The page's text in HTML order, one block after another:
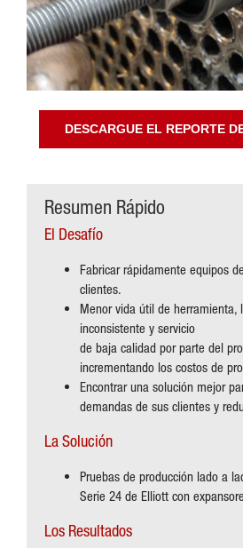
DESCARGUE EL REPORTE
Resumen Rápido
El Desafío
Fabricar rápidamente equipos
clientes.
Menor vida útil de herramienta,
inconsistente y servicio
de baja calidad por parte del
incrementando los costos de
Encontrar una solución mejor
demandas de sus clientes y
La Solución
Pruebas de producción lado a
Serie 24 de Elliott con
Los Resultados